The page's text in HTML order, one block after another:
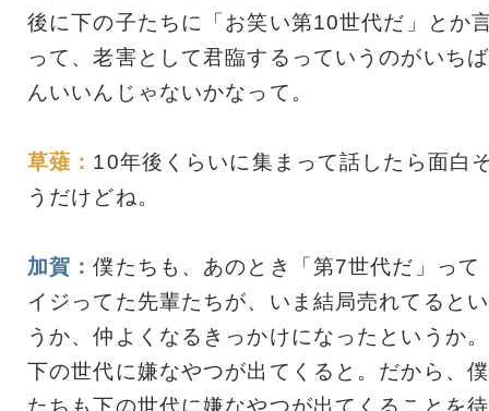
後に下の子たちに「お笑い第10世代だ」とか
って、老害として君臨するっていうのがいちば
んいいんじゃないかなって。
草薙： 10年後くらいに集まって話したら面白
うだけどね。
加賀：僕たちも、あのとき「第7世代だ」って
イジってた先輩たちが、いま結局売れてるとい
うか、仲よくなるきっかけになったというか。
下の世代に嫌なやつが出てくると。だから、僕
たちも下の世代に嫌なやつが出てくることを待